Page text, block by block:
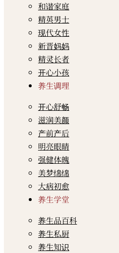
和谐家庭
精英男士
现代女性
新晋妈妈
精灵长者
开心小孩
养生调理
开心舒畅
滋润美颜
产前产后
明亮眼睛
强健体魄
美梦绵绵
大病初愈
养生学堂
养生品百科
养生私厨
养生知识